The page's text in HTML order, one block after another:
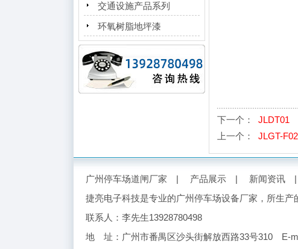
交通设施产品系列
环氧树脂地坪漆
下一个：
JLDT01
上一个：
JLGT-F02
广州停车场道闸厂家 | 产品展示 | 新闻资讯
捷亮电子科技是专业的广州停车场设备厂家 ，所生
联系人：李先生13928780498
地 址：广州市番禺区沙头街解放西路33号310 E-